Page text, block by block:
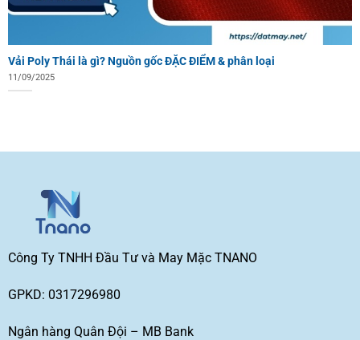
Vải Poly Thái là gì? Nguồn gốc ĐẶC ĐIỂM & phân loại
11/09/2025
Công Ty TNHH Đầu Tư và May Mặc TNANO
GPKD: 0317296980
Ngân hàng Quân Đội – MB Bank